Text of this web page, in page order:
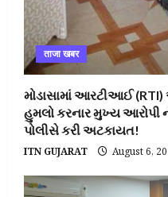
ताजा खबर
મોડાસામાં આરટીઆઈ
હુમલો કરનાર મુખ્ય
પોલીસે કરી અટકાયત!
ITN GUJARAT August 6,